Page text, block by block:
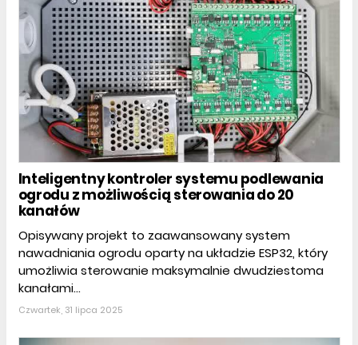
Inteligentny kontroler systemu podlewania
ogrodu z możliwością sterowania do 20
kanałów
Opisywany projekt to zaawansowany system
nawadniania ogrodu oparty na układzie ESP32, który
umożliwia sterowanie maksymalnie dwudziestoma
kanałami...
Czwartek, 31 lipca 2025